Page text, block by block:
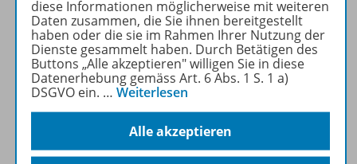
Erdrich, Jonathan Gaus, Andre Hüser, Mina
Patscheider, Iris Spalinger, Jeannette
Weingartner
Redaktion - Sek II und Berufliche Grund-
und Weiterbildung
diese Informationen möglicherweise mit weiteren
Daten zusammen, die Sie ihnen bereitgestellt
haben oder die sie im Rahmen Ihrer Nutzung der
Dienste gesammelt haben. Durch Betätigen des
Buttons „Alle akzeptieren" willigen Sie in diese
Datenerhebung gemäss Art. 6 Abs. 1 S. 1 a)
DSGVO ein. … Weiterlesen
Alle akzeptieren